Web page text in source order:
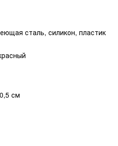
сталь, силикон, пластик
см